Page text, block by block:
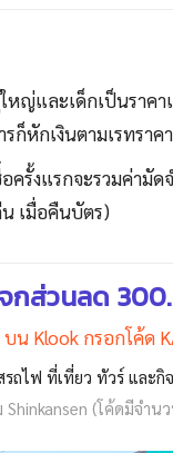
หญ่และเด็กเป็นราคา
รก็หักเงินตามเรทราค
ครั้งแรกจะรวมค่ามัด
เมื่อคืนบัตร)
กส่วนลด
บน Klook กรอกโค้ด
รถไฟ ที่เที่ยว ทัวร์ และกิ
(โค้ดมีจำน